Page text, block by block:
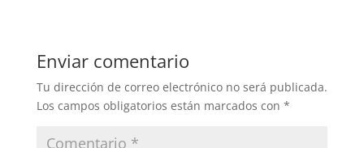
Enviar comentario
Tu dirección de correo electrónico no será publicada.
Los campos obligatorios están marcados con *